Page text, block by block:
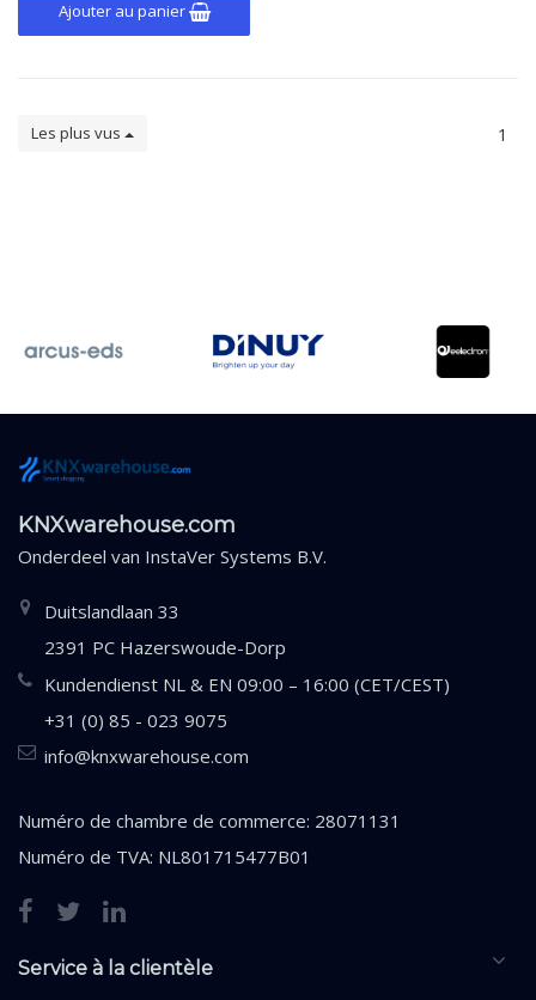
Ajouter au panier
Les plus vus 1
KNXwarehouse.com
Onderdeel van InstaVer Systems B.V.
Duitslandlaan 33
2391 PC Hazerswoude-Dorp
Kundendienst NL & EN 09:00 – 16:00 (CET/CEST)
+31 (0) 85 - 023 9075
info@knxwarehouse.com
Numéro de chambre de commerce: 28071131
Numéro de TVA: NL801715477B01
Service à la clientèle